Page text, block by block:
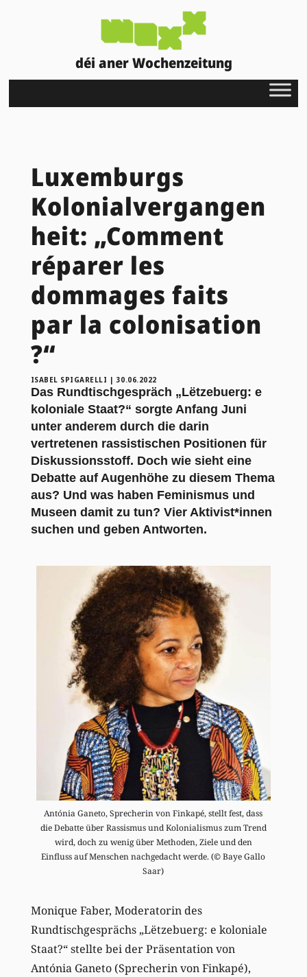
déi aner Wochenzeitung
Luxemburgs
Kolonialvergangen
heit: „Comment
réparer les
dommages faits
par la colonisation
?“
ISABEL SPIGARELLI | 30.06.2022
Das Rundtischgespräch „Lëtzebuerg: e
koloniale Staat?“ sorgte Anfang Juni
unter anderem durch die darin
vertretenen rassistischen Positionen für
Diskussionsstoff. Doch wie sieht eine
Debatte auf Augenhöhe zu diesem Thema
aus? Und was haben Feminismus und
Museen damit zu tun? Vier Aktivist*innen
suchen und geben Antworten.
Antónia Ganeto, Sprecherin von Finkapé, stellt fest, dass
die Debatte über Rassismus und Kolonialismus zum Trend
wird, doch zu wenig über Methoden, Ziele und den
Einfluss auf Menschen nachgedacht werde. (© Baye Gallo
Saar)
Monique Faber, Moderatorin des
Rundtischgesprächs „Lëtzebuerg: e koloniale
Staat?“ stellte bei der Präsentation von
Antónia Ganeto (Sprecherin von Finkapé),